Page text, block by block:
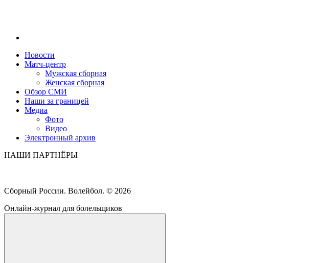
Новости
Матч-центр
Мужская сборная
Женская сборная
Обзор СМИ
Наши за границей
Медиа
Фото
Видео
Электронный архив
НАШИ ПАРТНЁРЫ
Сборный России. Волейбол. © 2026
Онлайн-журнал для болельщиков